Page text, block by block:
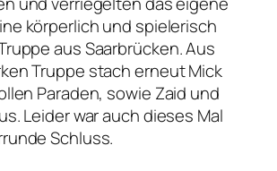
körperlich und spielerisch
aus Saarbrücken. Aus
Truppe stach erneut Mick
Paraden, sowie Zaid und
Leider war auch dieses Mal
Schluss.